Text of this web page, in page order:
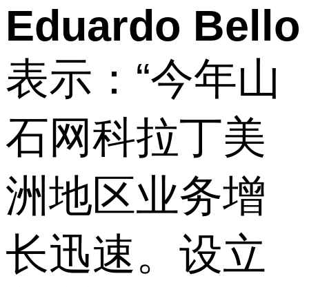
Eduardo Bello
表示：“今年山
石网科拉丁美
洲地区业务增
长迅速。设立